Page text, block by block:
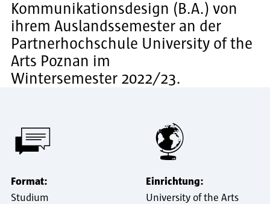
Kommunikationsdesign (B.A.) von
ihrem Auslandssemester an der
Partnerhochschule University of the
Arts Poznan im
Wintersemester 2022/23.
Format:
Studium
Einrichtung:
University of the Arts